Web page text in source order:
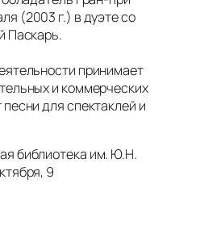
(2003 г.) в дуэте со
Паскарь.
принимает
и коммерческих
для спектаклей и
библиотека им. Ю.Н.
9